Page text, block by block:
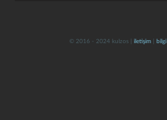
© 2016 - 2024 kulzos | iletişim| bilgi